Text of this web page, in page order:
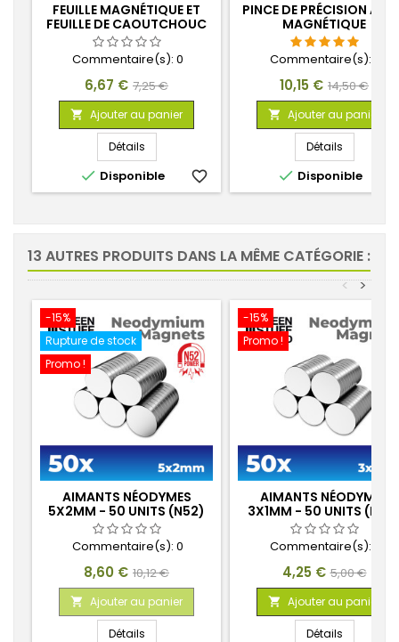
FEUILLE MAGNÉTIQUE ET
FEUILLE DE CAOUTCHOUC
FERREUX AUTO ADHESIF
Commentaire(s): 0
Prix
6,67 € Prix
de
base
7,25 €
 Ajouter au panier
Détails
 Disponible favorite_border
PINCE DE PRÉCISION
MAGNÉTIQUE
Commentaire(s):
Prix
10,15 € Prix
de
base
14,50 €
 Ajouter au panier
Détails
 Disponible
13 AUTRES PRODUITS DANS LA MÊME CATÉGORIE :
>
<
-15%
Rupture de stock
Promo !
AIMANTS NÉODYMES
5X2MM - 50 UNITS (N52)
Commentaire(s): 0
Prix
8,60 € Prix
de
base
10,12 €
 Ajouter au panier
Détails
-15%
Promo !
AIMANTS NÉODYMES
3X1MM - 50 UNITS
Commentaire(s):
Prix
4,25 € Prix
de
base
5,00 €
 Ajouter au panier
Détails